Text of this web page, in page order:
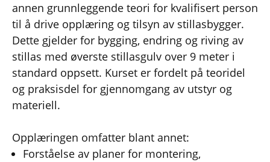
annen grunnleggende teori for kvalifisert person
til å drive opplæring og tilsyn av stillasbygger.
Dette gjelder for bygging, endring og riving av
stillas med øverste stillasgulv over 9 meter i
standard oppsett. Kurset er fordelt på teoridel
og praksisdel for gjennomgang av utstyr og
materiell.
Opplæringen omfatter blant annet:
Forståelse av planer for montering,